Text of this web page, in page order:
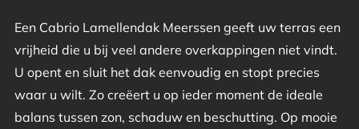
Een Cabrio Lamellendak Meerssen geeft uw terras een
vrijheid die u bij veel andere overkappingen niet vindt.
U opent en sluit het dak eenvoudig en stopt precies
waar u wilt. Zo creëert u op ieder moment de ideale
balans tussen zon, schaduw en beschutting. Op mooie